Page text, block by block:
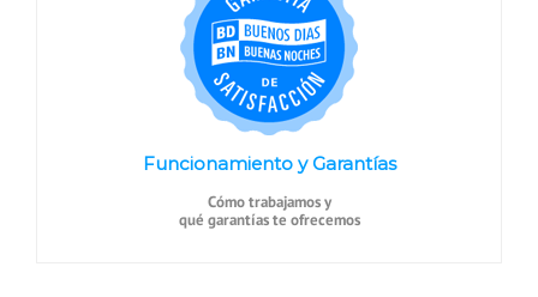
Funcionamiento y Garantías
Cómo trabajamos y
qué garantías te ofrecemos